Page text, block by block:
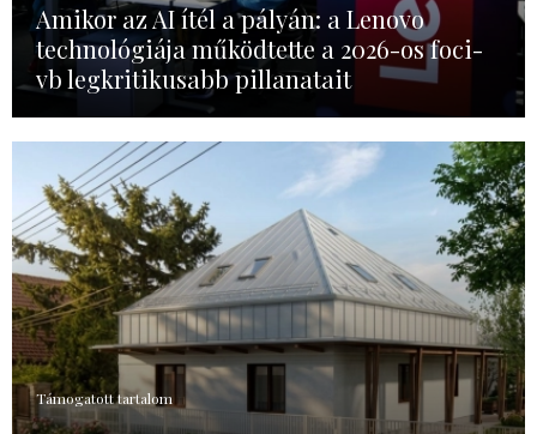
Amikor az AI ítél a pályán: a Lenovo
technológiája működtette a 2026-os foci-
vb legkritikusabb pillanatait
Támogatott tartalom